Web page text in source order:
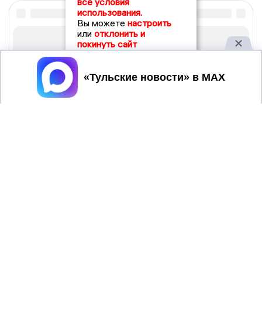
использования.
Вы можете настроить
или отклонить и
покинуть сайт
Принять